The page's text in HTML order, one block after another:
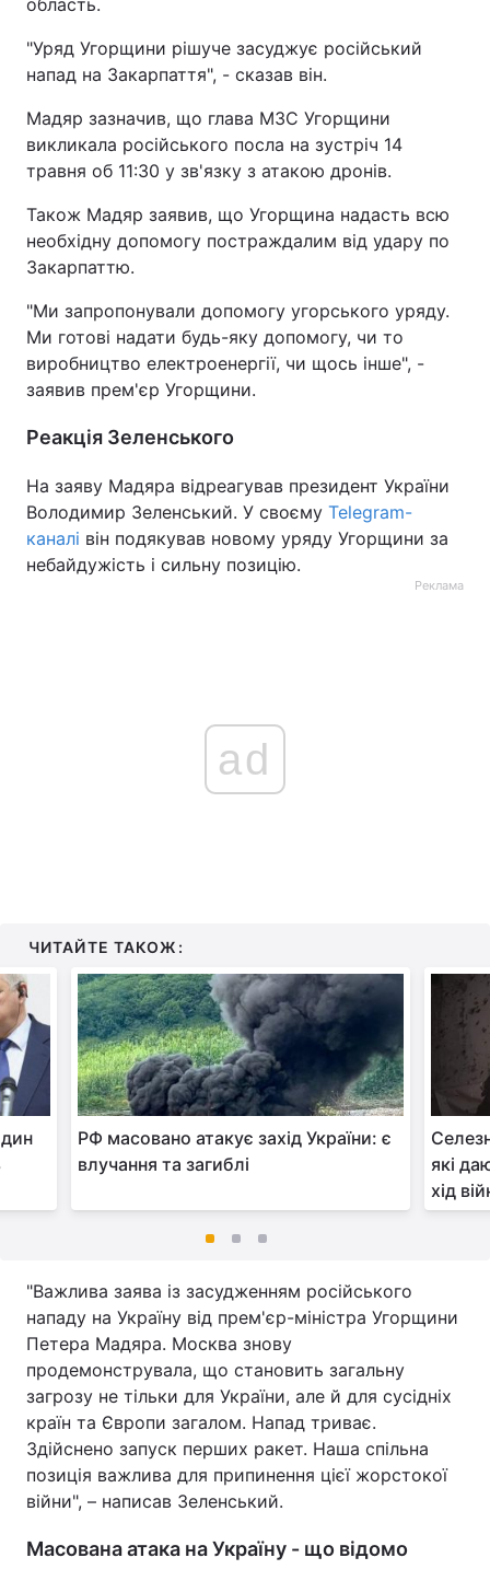
"Уряд Угорщини рішуче засуджує російський
напад на Закарпаття", - сказав він.
Мадяр зазначив, що глава МЗС Угорщини
викликала російського посла на зустріч 14
травня об 11:30 у зв'язку з атакою дронів.
Також Мадяр заявив, що Угорщина надасть всю
необхідну допомогу постраждалим від удару по
Закарпаттю.
"Ми запропонували допомогу угорського уряду.
Ми готові надати будь-яку допомогу, чи то
виробництво електроенергії, чи щось інше", -
заявив прем'єр Угорщини.
Реакція Зеленського
На заяву Мадяра відреагував президент України
Володимир Зеленський. У своєму Telegram-
каналі він подякував новому уряду Угорщини за
небайдужість і сильну позицію.
Реклама
ad
ЧИТАЙТЕ ТАКОЖ:
РФ масовано атакує захід України: є
влучання та загиблі
які
хід
"Важлива заява із засудженням російського
нападу на Україну від прем'єр-міністра Угорщини
Петера Мадяра. Москва знову
продемонструвала, що становить загальну
загрозу не тільки для України, але й для сусідніх
країн та Європи загалом. Напад триває.
Здійснено запуск перших ракет. Наша спільна
позиція важлива для припинення цієї жорстокої
війни", – написав Зеленський.
Масована атака на Україну - що відомо